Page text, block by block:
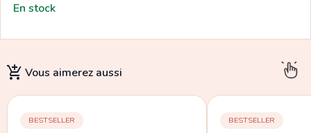
En stock
add_shopping_cart Vous aimerez aussi
BESTSELLER BESTSELLER